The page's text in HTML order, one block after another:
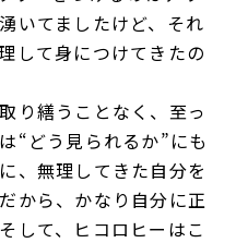
いてましたけど、それ
して身につけてきたの
り繕うことなく、至っ
“どう見られるか”にも
、無理してきた自分を
から、かなり自分に正
して、ヒコロヒーはこ